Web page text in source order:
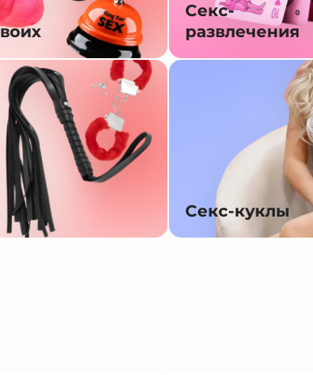
Секс-
развлечения
Секс-куклы